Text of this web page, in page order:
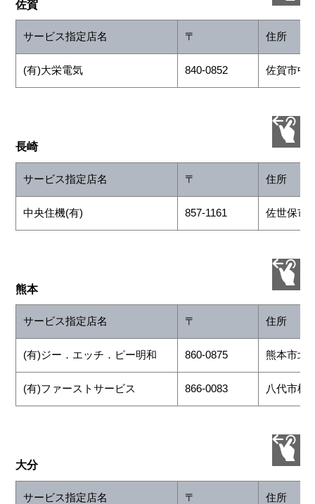
佐賀
サービス指定店名 〒 住所
(有)大栄電気 840-0852 佐賀市中
長崎
サービス指定店名 〒 住所
中央住機(有) 857-1161 佐世保市
熊本
サービス指定店名 〒 住所
(有)ジー．エッチ．ピー明和 860-0875 熊本市北
(有)ファーストサービス 866-0083 八代市植
大分
サービス指定店名 〒 住所